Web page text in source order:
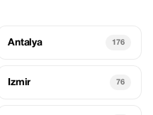
Antalya 176
Izmir 76